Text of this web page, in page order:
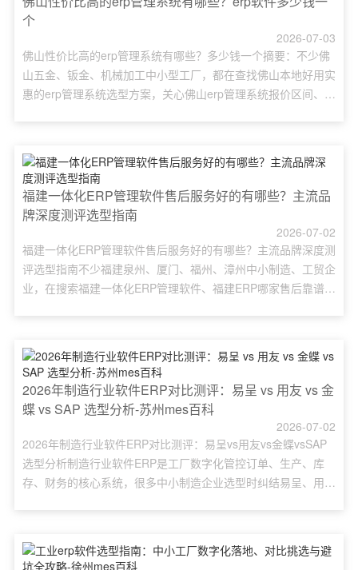
加......
个
2026-07-03
佛山性价比高的erp管理系统有哪些？多少钱一个摘要：不少佛
山五金、钣金、机械加工中小型工厂，都在查找佛山本地好用实
惠的erp管理系统选型方案，关心佛山erp管理系统报价区间、品
存、财务一体化管控作用，结合易呈erp落地案例说明适配本地
制造企业的使用优势，给出选型步骤、实施步骤与预算规......
福建一体化ERP管理软件售后服务好的有哪些？主流品
牌深度测评选型指南
2026-07-02
福建一体化ERP管理软件售后服务好的有哪些？主流品牌深度测
评选型指南不少福建泉州、厦门、福州、漳州中小制造、工贸企
业，在搜索福建一体化ERP管理软件、福建ERP哪家售后靠谱、
据，售后服务直接决定系统落地成败与长期使用稳定性。本文盘
点福建本地及全国主流ERP厂商，对比易呈云ERP、金蝶、......
2026年制造行业软件ERP对比测评：易呈 vs 用友 vs 金
蝶 vs SAP 选型分析-苏州mes百科
2026-07-02
2026年制造行业软件ERP对比测评：易呈vs用友vs金蝶vsSAP
选型分析制造行业软件ERP是工厂数字化管控订单、生产、库
存、财务的核心系统，很多中小制造企业选型时纠结易呈、用
答进销存和ERP区别、中小企业ERP怎么选等高频问题，帮加工
厂快速匹配高性价比制造ERP方案，避开选型踩坑......